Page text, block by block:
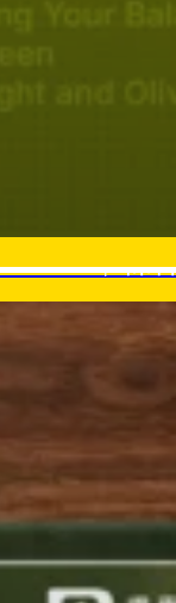
｜粽